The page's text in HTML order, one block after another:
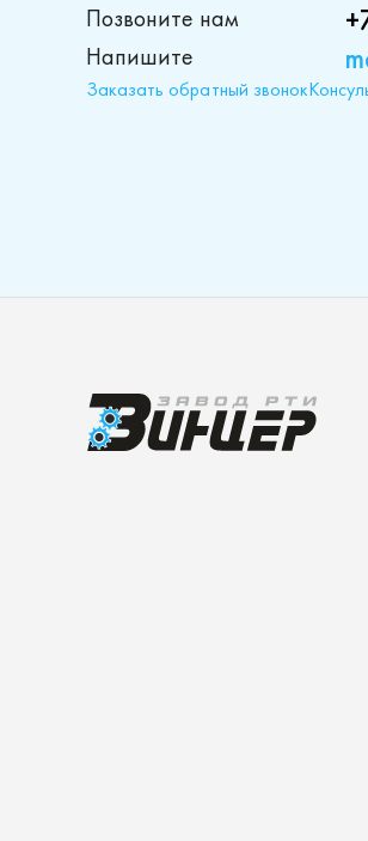
Позвоните нам
Напишите
Заказать обратный звонок